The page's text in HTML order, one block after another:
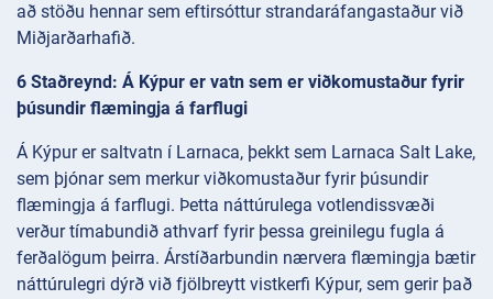
að stöðu hennar sem eftirsóttur strandaráfangastaður við
Miðjarðarhafið.
6 Staðreynd: Á Kýpur er vatn sem er viðkomustaður fyrir
þúsundir flæmingja á farflugi
Á Kýpur er saltvatn í Larnaca, þekkt sem Larnaca Salt Lake,
sem þjónar sem merkur viðkomustaður fyrir þúsundir
flæmingja á farflugi. Þetta náttúrulega votlendissvæði
verður tímabundið athvarf fyrir þessa greinilegu fugla á
ferðalögum þeirra. Árstíðarbundin nærvera flæmingja bætir
náttúrulegri dýrð við fjölbreytt vistkerfi Kýpur, sem gerir það